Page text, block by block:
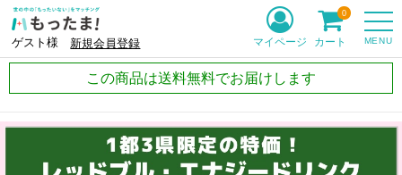
ゲスト様 新規会員登録 MENU
マイページ カート
0
この商品は送料無料でお届けします